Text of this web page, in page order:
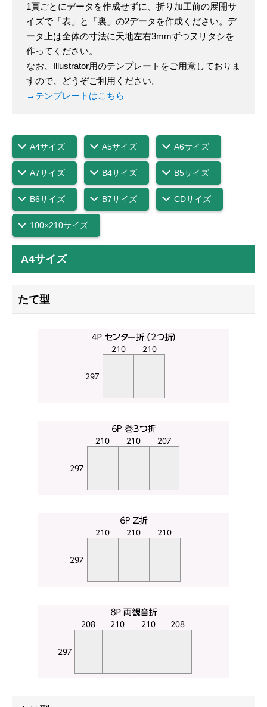
1頁ごとにデータを作成せずに、折り加工前の展開サ
イズで「表」と「裏」の2データを作成ください。デ
ータ上は全体の寸法に天地左右3mmずつヌリタシを
作ってください。
なお、Illustrator用のテンプレートをご用意しておりま
すので、どうぞご利用ください。
→テンプレートはこちら
A4サイズ A5サイズ A6サイズ
A7サイズ B4サイズ B5サイズ
B6サイズ B7サイズ CDサイズ
100×210サイズ
A4サイズ
たて型